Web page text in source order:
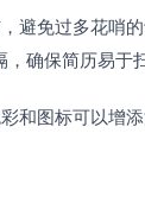
避免过多花哨
确保简历易于扫
和图标可以增